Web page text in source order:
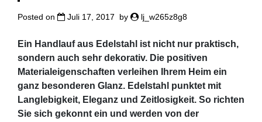
Posted on Juli 17, 2017 by lj_w265z8g8
Ein Handlauf aus Edelstahl ist nicht nur praktisch,
sondern auch sehr dekorativ. Die positiven
Materialeigenschaften verleihen Ihrem Heim ein
ganz besonderen Glanz. Edelstahl punktet mit
Langlebigkeit, Eleganz und Zeitlosigkeit. So richten
Sie sich gekonnt ein und werden von der